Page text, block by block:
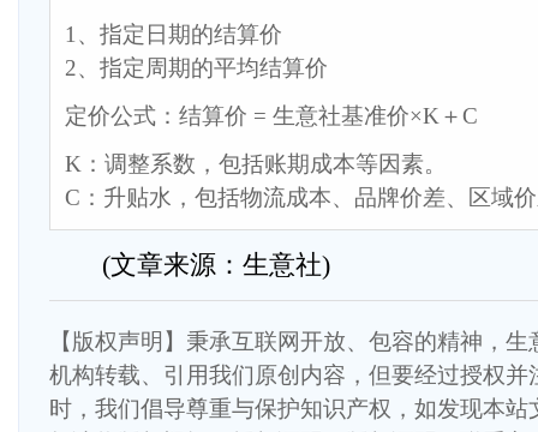
1、指定日期的结算价
2、指定周期的平均结算价
定价公式：结算价 = 生意社基准价×K＋C
K：调整系数，包括账期成本等因素。
C：升贴水，包括物流成本、品牌价差、区域
(文章来源：生意社)
【版权声明】秉承互联网开放、包容的精神，
机构转载、引用我们原创内容，但要经过授权并
时，我们倡导尊重与保护知识产权，如发现本